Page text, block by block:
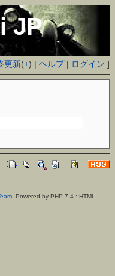
JP
更新(+) |ヘルプ| ログイン ]
. Powered by PHP 7.4 : HTML